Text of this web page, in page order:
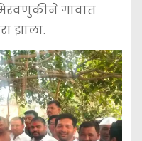
गावात
झाला.